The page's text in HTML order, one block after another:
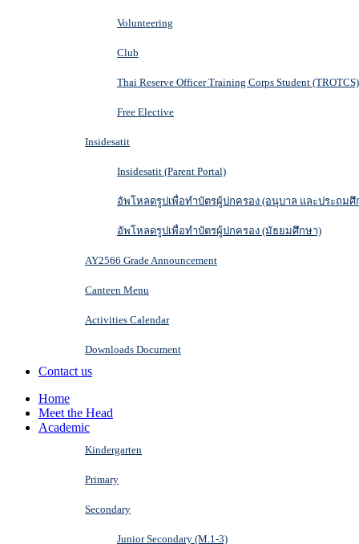
Volunteering
Club
Thai Reserve Officer Training Corps Student (TROTCS)
Free Elective
Insidesatit
Insidesatit (Parent Portal)
อัพโหลดรูปเพื่อทำบัตรผู้ปกครอง (อนุบาล และประถมศึ
อัพโหลดรูปเพื่อทำบัตรผู้ปกครอง (มัธยมศึกษา)
AY2566 Grade Announcement
Canteen Menu
Activities Calendar
Downloads Document
Contact us
Home
Meet the Head
Academic
Kindergarten
Primary
Secondary
Junior Secondary (M.1-3)